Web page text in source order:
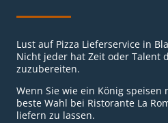
Lust auf Pizza Lieferservice in
Nicht jeder hat Zeit oder Talent
zuzubereiten.
Wenn Sie wie ein König
beste Wahl bei Ristorante La
liefern zu lassen.